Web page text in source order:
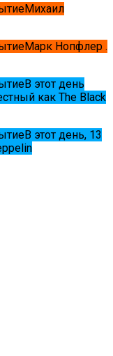
Михаил
Марк Нопфлер .
В этот день
как The Black
В этот день, 13